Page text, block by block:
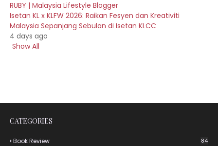
RUBY | Malaysia Lifestyle Blogger
Isetan KL x KLFW 2026: Raikan Fesyen dan Kreativiti
Malaysia Sepanjang Sebulan di Isetan KLCC
4 days ago
Show All
CATEGORIES
Book Review 84